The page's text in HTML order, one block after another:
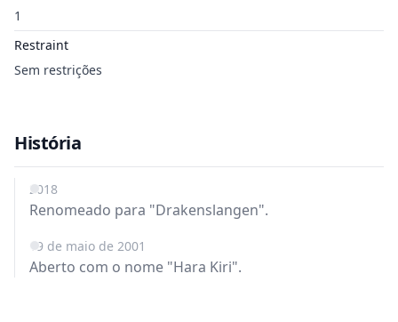
1
Restraint
Sem restrições
História
2018
Renomeado para "Drakenslangen".
19 de maio de 2001
Aberto com o nome "Hara Kiri".